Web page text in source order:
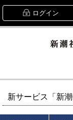
ログイン
新サービス「新